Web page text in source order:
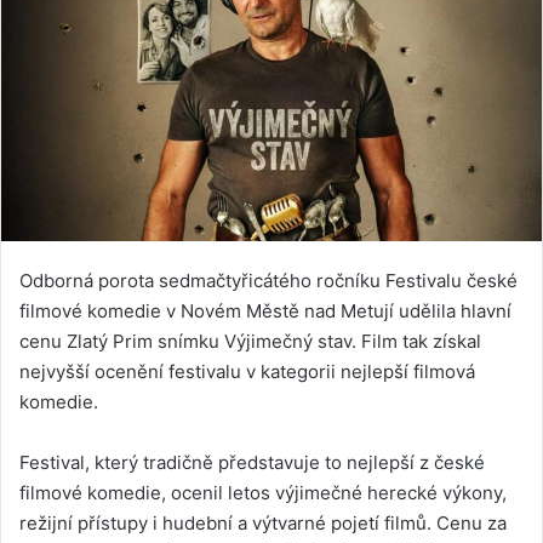
Odborná porota sedmačtyřicátého ročníku Festivalu české
filmové komedie v Novém Městě nad Metují udělila hlavní
cenu Zlatý Prim snímku Výjimečný stav. Film tak získal
nejvyšší ocenění festivalu v kategorii nejlepší filmová
komedie.
Festival, který tradičně představuje to nejlepší z české
filmové komedie, ocenil letos výjimečné herecké výkony,
režijní přístupy i hudební a výtvarné pojetí filmů. Cenu za